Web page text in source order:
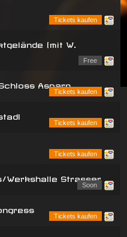
Tickets kaufen
(mit W.
Free
Asparn
Tickets kaufen
Tickets kaufen
Tickets kaufen
Werkshalle Strasser
Soon
Tickets kaufen